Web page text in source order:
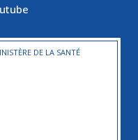
DE LA SANTÉ